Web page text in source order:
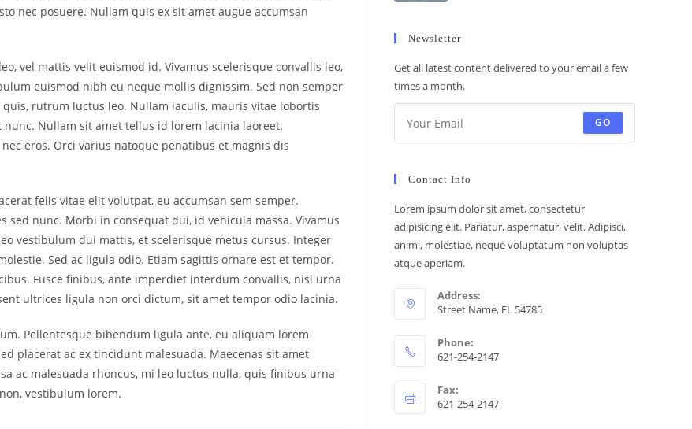
nec posuere. Nullam quis ex sit amet augue accumsan
vel mattis velit euismod id. Vivamus scelerisque convallis leo,
euismod nibh eu neque mollis dignissim. Sed non semper
rutrum luctus leo. Nullam iaculis, mauris vitae lobortis
Nullam sit amet tellus id lorem lacinia laoreet.
eros. Orci varius natoque penatibus et magnis dis
felis vitae elit volutpat, eu accumsan sem semper.
nunc. Morbi in consequat dui, id vehicula massa. Vivamus
vestibulum dui mattis, et scelerisque metus cursus. Integer
Sed ac ligula odio. Etiam sagittis ornare est et tempor.
Fusce finibus, ante imperdiet interdum convallis, nisl urna
ultrices ligula non orci dictum, sit amet tempor odio lacinia.
Pellentesque bibendum ligula ante, eu aliquam lorem
placerat ac ex tincidunt malesuada. Maecenas sit amet
ac malesuada rhoncus, mi leo luctus nulla, quis finibus urna
vestibulum lorem.
Newsletter
Get all latest content delivered to your email a few
times a month.
GO
Contact Info
Lorem ipsum dolor sit amet, consectetur
adipisicing elit. Pariatur, aspernatur, velit. Adipisci,
animi, molestiae, neque voluptatum non voluptas
atque aperiam.
Address:
Street Name, FL 54785
Phone:
621-254-2147
Fax:
621-254-2147